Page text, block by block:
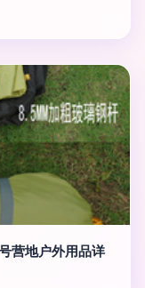
营地户外用品详